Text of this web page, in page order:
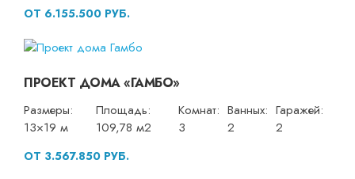
ОТ 6.155.500 РУБ.
ПРОЕКТ ДОМА «ГАМБО»
Размеры:
13×19 м
Площадь:
109,78 м2
Комнат:
3
Ванных:
2
Гаражей:
2
ОТ 3.567.850 РУБ.